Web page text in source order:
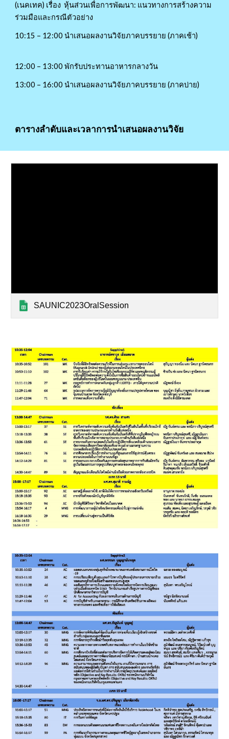
(เนคเทค) เรื่อง หุ้นส่วนเพื่อการพัฒนา: แนวทางการสร้างความ
ร่วมมือและกรณีตัวอย่าง
10:15 – 12:00 นำเสนอผลงานวิจัยภาคบรรยาย (ภาคเช้า)
12:00 – 13:00 พักรับประทานอาหารกลางวัน
13:00 – 16:00 นำเสนอผลงานวิจัยภาคบรรยาย (ภาคบ่าย)
ตารางลำดับและเวลาการนำเสนอผลงานวิจัย
SAUNIC2023OralSession